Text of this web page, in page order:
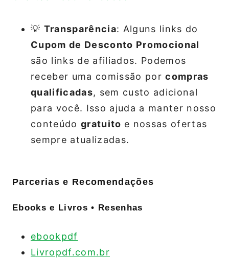
💡 Transparência: Alguns links do
Cupom de Desconto Promocional
são links de afiliados. Podemos
receber uma comissão porcompras
qualificadas, sem custo adicional
para você. Isso ajuda a manter nosso
conteúdo gratuito e nossas ofertas
sempre atualizadas.
Parcerias e Recomendações
Ebooks e Livros • Resenhas
ebookpdf
Livropdf.com.br